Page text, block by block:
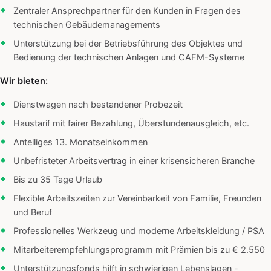
Zentraler Ansprechpartner für den Kunden in Fragen des
technischen Gebäudemanagements
Unterstützung bei der Betriebsführung des Objektes und
Bedienung der technischen Anlagen und CAFM-Systeme
Wir bieten:
Dienstwagen nach bestandener Probezeit
Haustarif mit fairer Bezahlung, Überstundenausgleich, etc.
Anteiliges 13. Monatseinkommen
Unbefristeter Arbeitsvertrag in einer krisensicheren Branche
Bis zu 35 Tage Urlaub
Flexible Arbeitszeiten zur Vereinbarkeit von Familie, Freunden
und Beruf
Professionelles Werkzeug und moderne Arbeitskleidung / PSA
Mitarbeiterempfehlungsprogramm mit Prämien bis zu € 2.550
Unterstützungsfonds hilft in schwierigen Lebenslagen -